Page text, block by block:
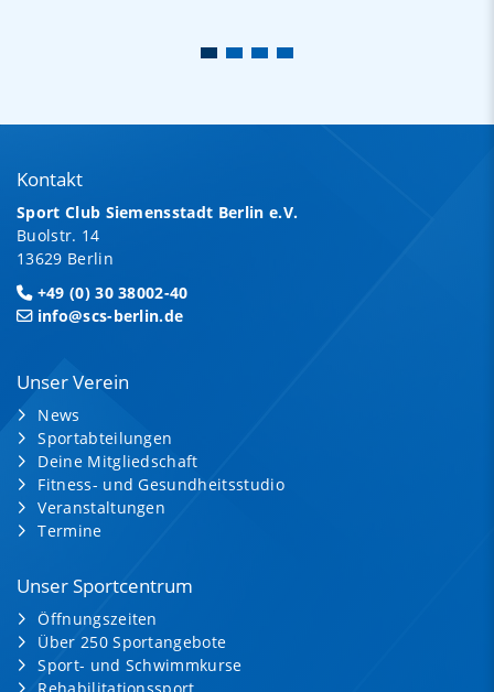
Kontakt
Sport Club Siemensstadt Berlin e.V.
Buolstr. 14
13629 Berlin
+49 (0) 30 38002-40
info@scs-berlin.de
Unser Verein
News
Sportabteilungen
Deine Mitgliedschaft
Fitness- und Gesundheitsstudio
Veranstaltungen
Termine
Unser Sportcentrum
Öffnungszeiten
Über 250 Sportangebote
Sport- und Schwimmkurse